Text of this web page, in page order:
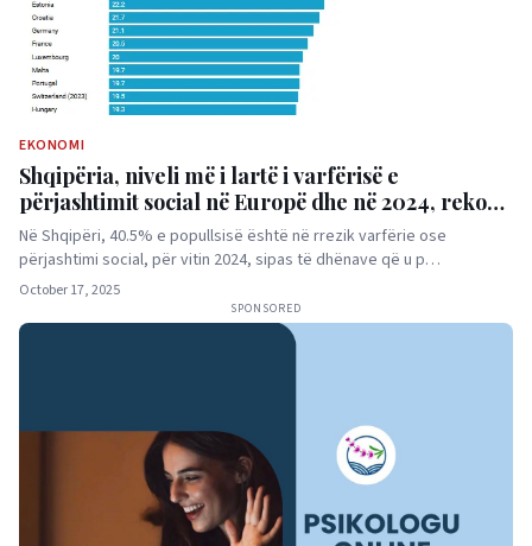
EKONOMI
Shqipëria, niveli më i lartë i varfërisë e
përjashtimit social në Europë dhe në 2024, rekord
Veriu
Në Shqipëri, 40.5% e popullsisë është në rrezik varfërie ose
përjashtimi social, për vitin 2024, sipas të dhënave që u p…
October 17, 2025
SPONSORED